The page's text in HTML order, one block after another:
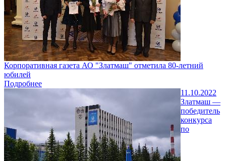
Корпоративная газета АО "Златмаш" отметила 80-летний
юбилей
Подробнее
11.10.2022
Златмаш —
победитель
конкурса
по